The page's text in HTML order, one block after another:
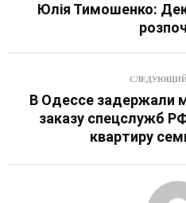
Юлія Тимошенко:
В Одессе задержали
заказу спецслужб
квартиру